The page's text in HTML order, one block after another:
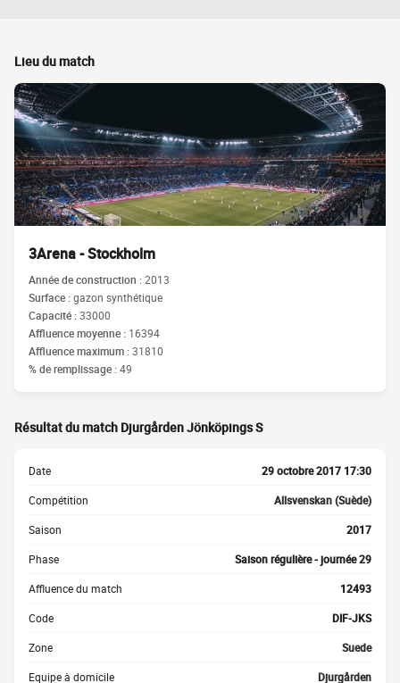
Lieu du match
3Arena - Stockholm
Année de construction :2013
Surface :gazon synthétique
Capacité :33000
Affluence moyenne : 16394
Affluence maximum :31810
% de remplissage :49
Résultat du match Djurgården Jönköpings S
Date 29 octobre 2017 17:30
Compétition Allsvenskan (Suède)
Saison 2017
Phase Saison régulière - journée 29
Affluence du match 12493
Code DIF-JKS
Zone Suede
Equipe à domicile Djurgården